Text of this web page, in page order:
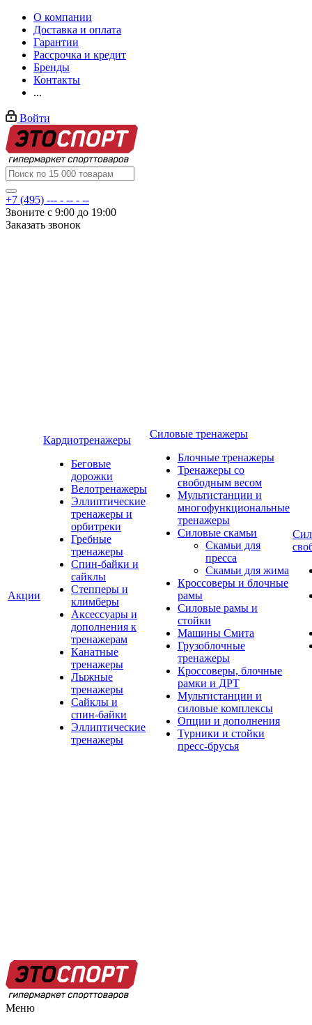
О компании
Доставка и оплата
Гарантии
Рассрочка и кредит
Бренды
Контакты
...
Войти
+7 (495) --- - -- - --
Звоните с 9:00 до 19:00
Заказать звонок
Акции
Кардиотренажеры
Беговые
дорожки
Велотренажеры
Эллиптические
тренажеры и
орбитреки
Гребные
тренажеры
Спин-байки и
сайклы
Степперы и
климберы
Аксессуары и
дополнения к
тренажерам
Канатные
тренажеры
Лыжные
тренажеры
Сайклы и
спин-байки
Эллиптические
тренажеры
Силовые тренажеры
Блочные тренажеры
Тренажеры со
свободным весом
Мультистанции и
многофункциональные
тренажеры
Силовые скамьи
Скамьи для
пресса
Скамьи для жима
Кроссоверы и блочные
рамы
Силовые рамы и
стойки
Машины Смита
Грузоблочные
тренажеры
Кроссоверы, блочные
рамки и ДРТ
Мультистанции и
силовые комплексы
Опции и дополнения
Турники и стойки
пресс-брусья
Меню